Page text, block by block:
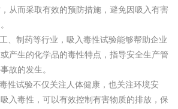
从而采取有效的预防措施，避免因吸入有害
、制药等行业，吸入毒性试验能够帮助企业
产生的化学品的毒性特点，指导安全生产管
故的发生。
性试验不仅关注人体健康，也关注环境安
入毒性，可以有效控制有害物质的排放，保
化肥检测
有机肥检测 钾肥检测